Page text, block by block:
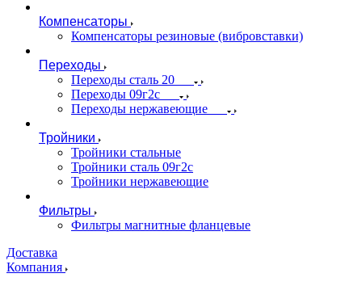
Компенсаторы
Компенсаторы резиновые (вибровставки)
Переходы
Переходы сталь 20
Переходы 09г2с
Переходы нержавеющие
Тройники
Тройники стальные
Тройники сталь 09г2с
Тройники нержавеющие
Фильтры
Фильтры магнитные фланцевые
Доставка
Компания